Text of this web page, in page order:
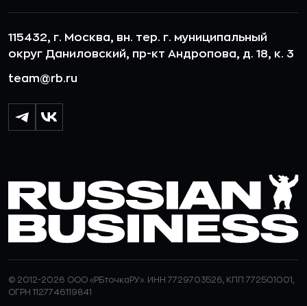
115432, г. Москва, вн. тер. г. муниципальный
округ Даниловский, пр-кт Андропова, д. 18, к. 3
team@rb.ru
© 2012-2026 ООО «РБточкаРУ». ИНН 7729703526, КПП 772501001,
ОГРН 1127746119841